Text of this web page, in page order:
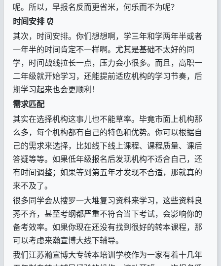
呢。所以，早报名反而更省米，何乐而不为呢？
时间安排⏰
其次，时间安排。你们想想啊，学三年和学两年半或者
一年半的时间肯定不一样啊。尤其是基础不太好的同
学，时间战线拉长一点，压力会小很多。而且，高职一
二年级就开始学习，还能提前适应机构的学习节奏，后
期学习起来也会更顺利！
需求匹配
其实在选择机构这事儿也不能草率。毕竟市面上机构那
么多，每个机构都有自己的特色和优势。你可以根据自
己的需求来选择，比如线下线上课程、课程质量、课后
答疑等等。如果低年级报名后发现机构不适合自己，还
有时间调整；如果等到第五年才发现不合适，那就真的
来不及了。
很多同学会从搜罗一大堆复习资料来学习，这些资料良
莠不齐，甚至考纲都严重不符合当下考试，会影响你的
备考效率。如果你现在还没有找到很好的转本课程，那
可以考虑来瀚宣博大线下辅导。
我们江苏瀚宣博大专转本培训学校作为一家有着十几年